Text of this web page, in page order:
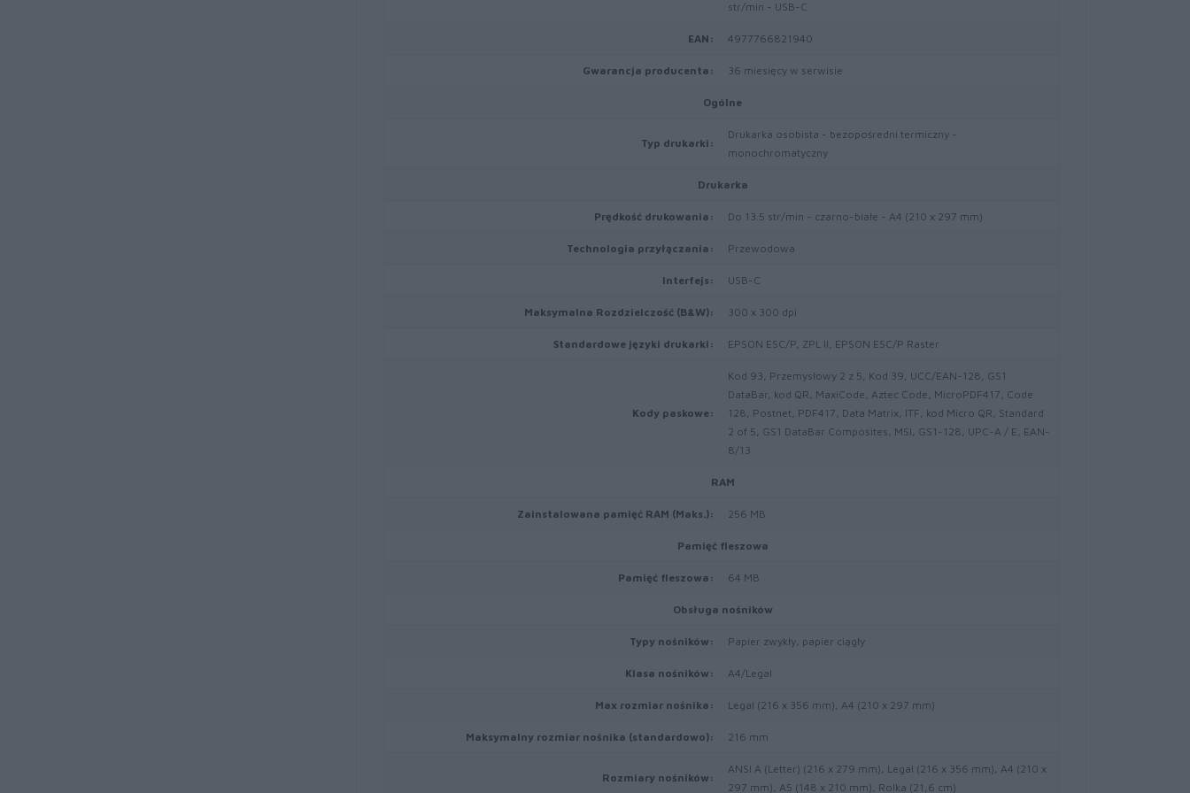
str/min - USB-C
EAN: 4977766821940
Gwarancja producenta: 36 miesięcy w serwisie
Ogólne
Typ drukarki:
Drukarka osobista - bezopośredni termiczny -
monochromatyczny
Drukarka
Prędkość drukowania: Do 13.5 str/min - czarno-białe - A4 (210 x 297 mm)
Technologia przyłączania: Przewodowa
Interfejs: USB-C
Maksymalna Rozdzielczość (B&W): 300 x 300 dpi
Standardowe języki drukarki: EPSON ESC/P, ZPL II, EPSON ESC/P Raster
Kody paskowe:
Kod 93, Przemysłowy 2 z 5, Kod 39, UCC/EAN-128, GS1
DataBar, kod QR, MaxiCode, Aztec Code, MicroPDF417, Code
128, Postnet, PDF417, Data Matrix, ITF, kod Micro QR, Standard
2 of 5, GS1 DataBar Composites, MSI, GS1-128, UPC-A / E, EAN-
8/13
RAM
Zainstalowana pamięć RAM (Maks.): 256 MB
Pamięć fleszowa
Pamięć fleszowa: 64 MB
Obsługa nośników
Typy nośników: Papier zwykły, papier ciągły
Klasa nośników: A4/Legal
Max rozmiar nośnika: Legal (216 x 356 mm), A4 (210 x 297 mm)
Maksymalny rozmiar nośnika (standardowo): 216 mm
Rozmiary nośników:
ANSI A (Letter) (216 x 279 mm), Legal (216 x 356 mm), A4 (210 x
297 mm), A5 (148 x 210 mm), Rolka (21,6 cm)